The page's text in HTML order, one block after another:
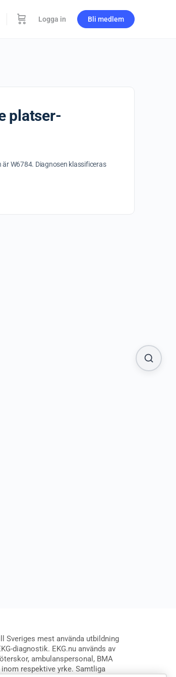
Logga in Bli medlem
platser-
W6784. Diagnosen klassificeras
Sveriges mest använda utbildning
diagnostik. EKG.nu används av
ambulanspersonal, BMA
respektive yrke. Samtliga